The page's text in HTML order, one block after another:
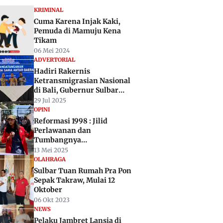
KRIMINAL
Cuma Karena Injak Kaki,
Pemuda di Mamuju Kena
Tikam
06 Mei 2024
ADVERTORIAL
Hadiri Rakernis
Ketransmigrasian Nasional
di Bali, Gubernur Sulbar
Siap Jadi Pilot Project
Transmigrasi Modern
29 Jul 2025
OPINI
Reformasi 1998 : Jilid
Perlawanan dan
Tumbangnya
Otoritarianisme
13 Mei 2025
OLAHRAGA
Sulbar Tuan Rumah Pra Pon
Sepak Takraw, Mulai 12
Oktober
06 Okt 2023
NEWS
Pelaku Jambret Lansia di